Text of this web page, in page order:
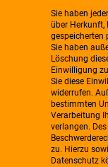
Sie haben
über Herkunft,
gespeicherten
Sie haben
Löschung
Einwilligung
Sie diese
widerrufen.
bestimmten
Verarbeitung
verlangen.
zu. Hierzu
Datenschutz